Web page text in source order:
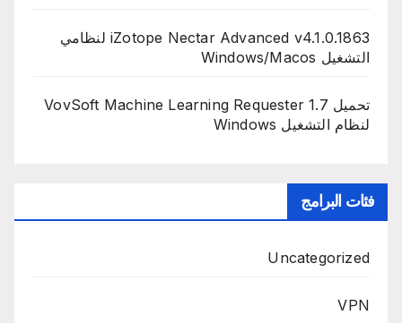
iZotope Nectar Advanced v4.1.0.1863 لنظامي
التشغيل Windows/Macos
تحميل VovSoft Machine Learning Requester 1.7
لنظام التشغيل Windows
فئات البرامج
Uncategorized
VPN